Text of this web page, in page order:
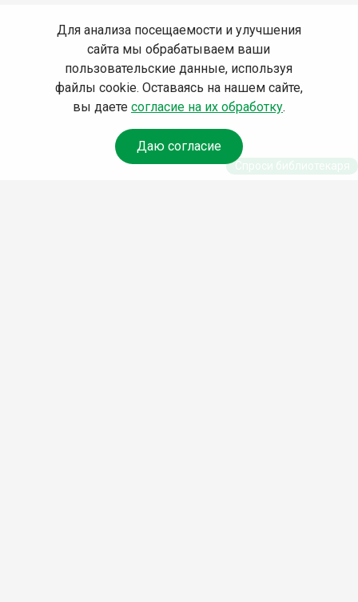
Для анализа посещаемости и улучшения
сайта мы обрабатываем ваши
пользовательские данные, используя
файлы cookie. Оставаясь на нашем сайте,
вы даете согласие на их обработку.
Даю согласие
Спроси библиотекаря